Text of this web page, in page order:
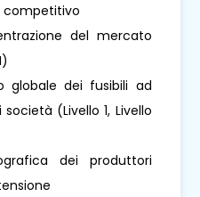
competitivo
del mercato
globale dei fusibili ad
(Livello 1, Livello
dei produttori